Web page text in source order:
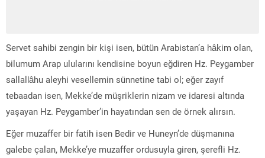
Servet sahibi zengin bir kişi isen, bütün Arabistan’a hâkim olan,
bilumum Arap ulularını kendisine boyun eğdiren Hz. Peygamber
sallallâhu aleyhi vesellemin sünnetine tabi ol; eğer zayıf
tebaadan isen, Mekke’de müşriklerin nizam ve idaresi altında
yaşayan Hz. Peygamber’in hayatından sen de örnek alırsın.
Eğer muzaffer bir fatih isen Bedir ve Huneyn’de düşmanına
galebe çalan, Mekke’ye muzaffer ordusuyla giren, şerefli Hz.